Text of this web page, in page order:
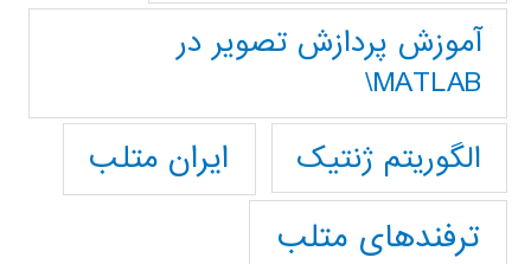
آموزش پردازش تصوير در
MATLAB\
الگوریتم ژنتیک
ایران متلب
ترفندهای متلب